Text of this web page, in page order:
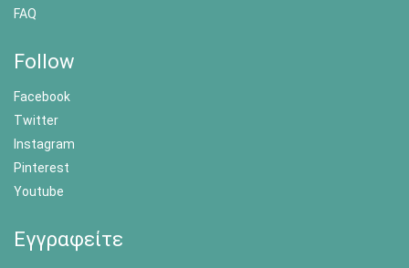
FAQ
Follow
Facebook
Twitter
Instagram
Pinterest
Youtube
Εγγραφείτε